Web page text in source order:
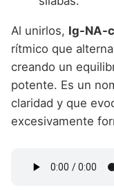
Al unirlos, Ig-NA-
rítmico que
creando un
potente. Es un
claridad y que
excesivamente